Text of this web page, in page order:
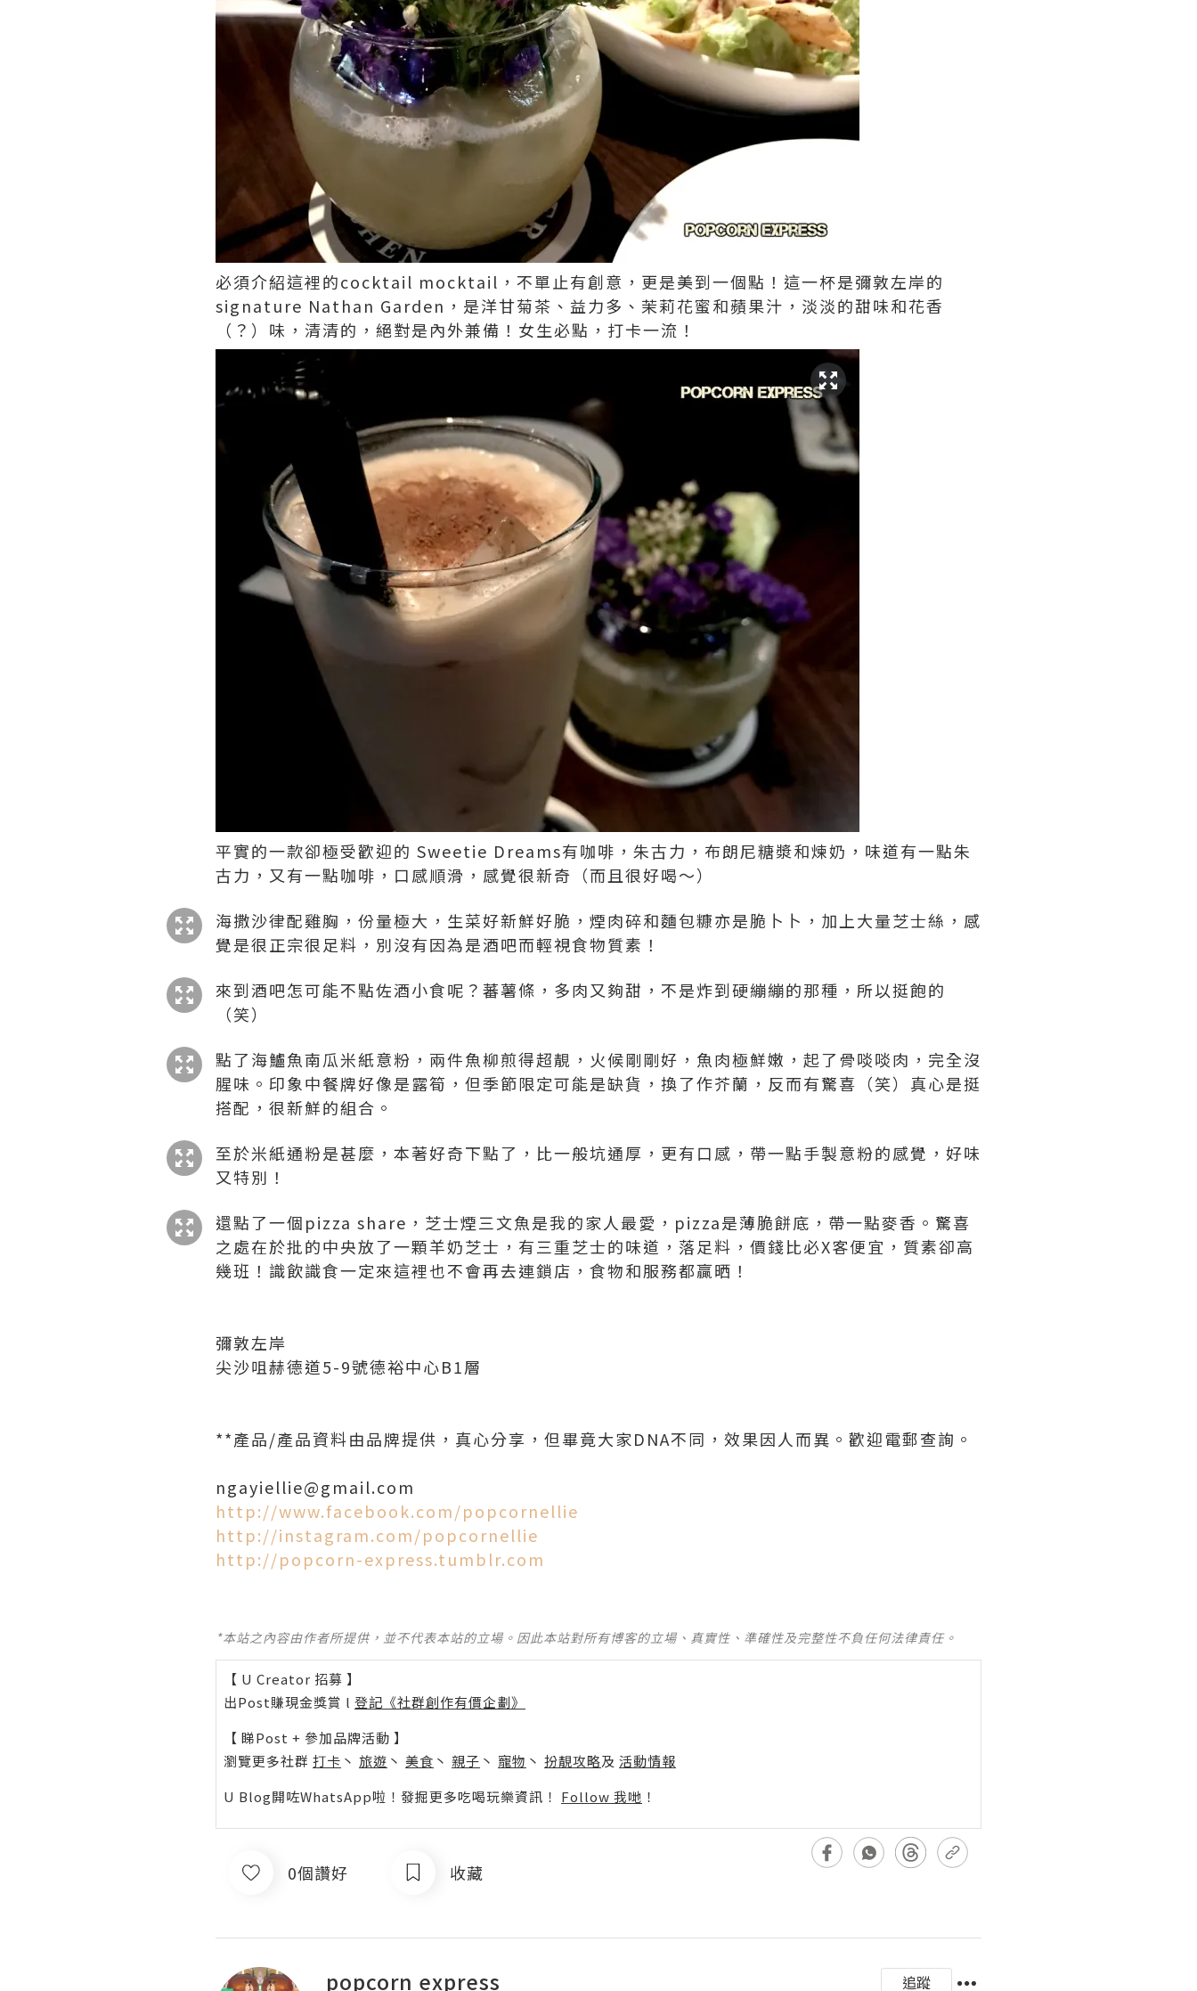
必須介紹這裡的cocktail mocktail，不單止有創意，更是美到一個點！這一杯是彌敦左岸的
signature Nathan Garden，是洋甘菊茶、益力多、茉莉花蜜和蘋果汁，淡淡的甜味和花香
（？）味，清清的，絕對是內外兼備！女生必點，打卡一流！
平實的一款卻極受歡迎的 Sweetie Dreams有咖啡，朱古力，布朗尼糖漿和煉奶，味道有一點朱
古力，又有一點咖啡，口感順滑，感覺很新奇（而且很好喝～）
海撒沙律配雞胸，份量極大，生菜好新鮮好脆，煙肉碎和麵包糠亦是脆卜卜，加上大量芝士絲，感
覺是很正宗很足料，別沒有因為是酒吧而輕視食物質素！
來到酒吧怎可能不點佐酒小食呢？蕃薯條，多肉又夠甜，不是炸到硬繃繃的那種，所以挺飽的
（笑）
點了海鱸魚南瓜米紙意粉，兩件魚柳煎得超靚，火候剛剛好，魚肉極鮮嫩，起了骨啖啖肉，完全沒
腥味。印象中餐牌好像是露筍，但季節限定可能是缺貨，換了作芥蘭，反而有驚喜（笑）真心是挺
搭配，很新鮮的組合。
至於米紙通粉是甚麼，本著好奇下點了，比一般坑通厚，更有口感，帶一點手製意粉的感覺，好味
又特別！
還點了一個pizza share，芝士煙三文魚是我的家人最愛，pizza是薄脆餅底，帶一點麥香。驚喜
之處在於批的中央放了一顆羊奶芝士，有三重芝士的味道，落足料，價錢比必X客便宜，質素卻高
幾班！識飲識食一定來這裡也不會再去連鎖店，食物和服務都贏晒！
彌敦左岸
尖沙咀赫德道5-9號德裕中心B1層
**產品/產品資料由品牌提供，真心分享，但畢竟大家DNA不同，效果因人而異。歡迎電郵查詢。
ngayiellie@gmail.com
http://www.facebook.com/popcornellie
http://instagram.com/popcornellie
http://popcorn-express.tumblr.com
*本站之內容由作者所提供，並不代表本站的立場。因此本站對所有博客的立場、真實性、準確性及完整性不負任何法律責任。
【 U Creator 招募 】
出Post賺現金獎賞 l 登記《社群創作有價企劃》
【 睇Post + 參加品牌活動 】
瀏覽更多社群 打卡 丶 旅遊 丶 美食 丶 親子 丶 寵物 丶 扮靚攻略及 活動情報
U Blog開咗WhatsApp啦！發掘更多吃喝玩樂資訊！ Follow 我哋 ！
0個讚好 收藏
popcorn express 追蹤